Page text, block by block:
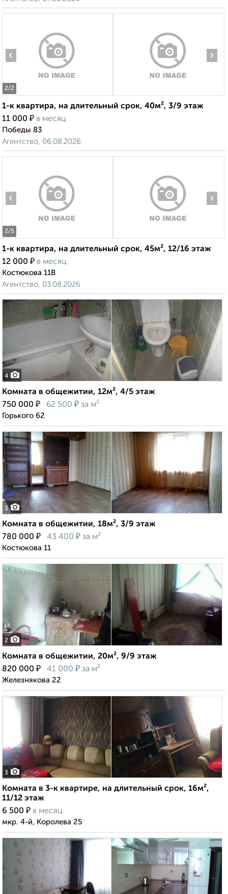
2/2
‹ ›
1-к квартира, на длительный срок, 40м², 3/9 этаж
11 000 ₽ в месяц
Победы 83
Агентство, 06.08.2026
2/5
‹ ›
1-к квартира, на длительный срок, 45м², 12/16 этаж
12 000 ₽ в месяц
Костюкова 11В
Агентство, 03.08.2026
4
Комната в общежитии, 12м², 4/5 этаж
750 000 ₽ 62 500 ₽ за м²
Горького 62
3
Комната в общежитии, 18м², 3/9 этаж
780 000 ₽ 43 400 ₽ за м²
Костюкова 11
2
Комната в общежитии, 20м², 9/9 этаж
820 000 ₽ 41 000 ₽ за м²
Железнякова 22
3
Комната в 3-к квартире, на длительный срок, 16м²,
11/12 этаж
6 500 ₽ в месяц
мкр. 4-й, Королева 25